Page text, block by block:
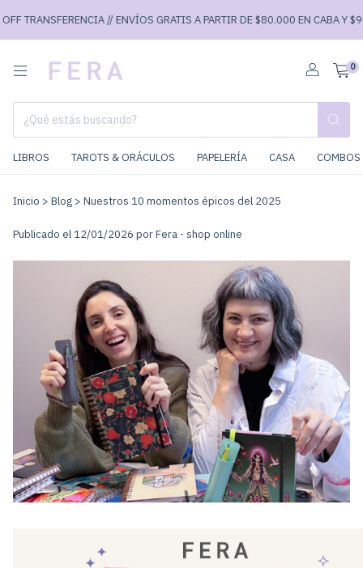
// ENVÍOS GRATIS A PARTIR DE $80.000 EN CABA Y $90.000 EN
0
LIBROS TAROTS & ORÁCULOS PAPELERÍA CASA
Inicio > Blog > Nuestros 10 momentos épicos del 2025
Publicado el 12/01/2026 por Fera - shop online